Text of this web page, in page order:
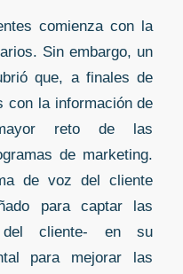
comienza con la
Sin embargo, un
que, a finales de
con la información de
reto de las
de marketing.
de voz del cliente
para captar las
del cliente- en su
para mejorar las